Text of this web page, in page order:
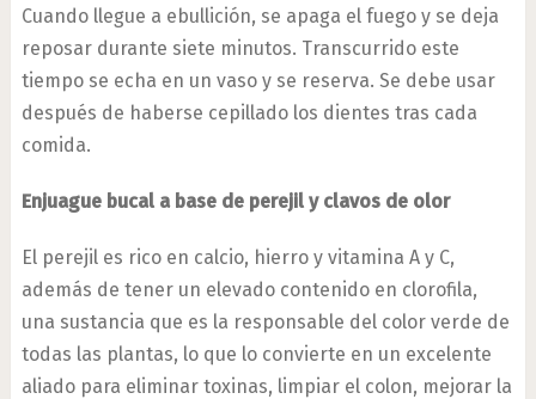
Cuando llegue a ebullición, se apaga el fuego y se deja
reposar durante siete minutos. Transcurrido este
tiempo se echa en un vaso y se reserva. Se debe usar
después de haberse cepillado los dientes tras cada
comida.
Enjuague bucal a base de perejil y clavos de olor
El perejil es rico en calcio, hierro y vitamina A y C,
además de tener un elevado contenido en clorofila,
una sustancia que es la responsable del color verde de
todas las plantas, lo que lo convierte en un excelente
aliado para eliminar toxinas, limpiar el colon, mejorar la